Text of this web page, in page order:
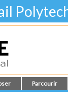
Parcourir